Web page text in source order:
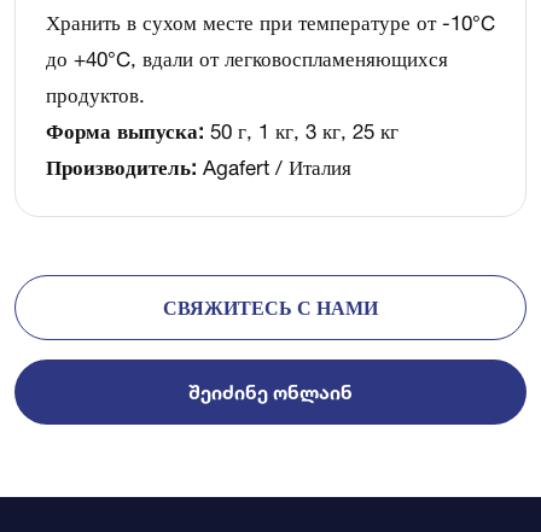
Хранить в сухом месте при температуре от -10°C
до +40°C, вдали от легковоспламеняющихся
продуктов.
Форма выпуска: 50 г, 1 кг, 3 кг, 25 кг
Производитель: Agafert / Италия
СВЯЖИТЕСЬ С НАМИ
ᲨᲔᲘᲫᲘᲜᲔ ᲝᲜᲚᲐᲘᲜ